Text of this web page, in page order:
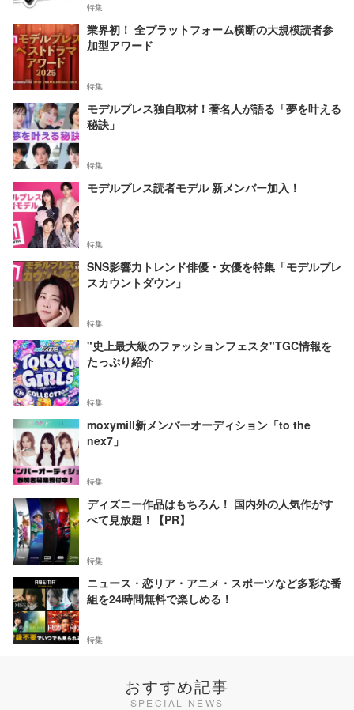
特集
業界初！ 全プラットフォーム横断の大規模読者参
加型アワード
特集
モデルプレス独自取材！著名人が語る「夢を叶える
秘訣」
特集
モデルプレス読者モデル 新メンバー加入！
特集
SNS影響力トレンド俳優・女優を特集「モデルプレ
スカウントダウン」
特集
"史上最大級のファッションフェスタ"TGC情報を
たっぷり紹介
特集
moxymill新メンバーオーディション「to the
nex7」
特集
ディズニー作品はもちろん！ 国内外の人気作がす
べて見放題！【PR】
特集
ニュース・恋リア・アニメ・スポーツなど多彩な番
組を24時間無料で楽しめる！
特集
おすすめ記事
SPECIAL NEWS